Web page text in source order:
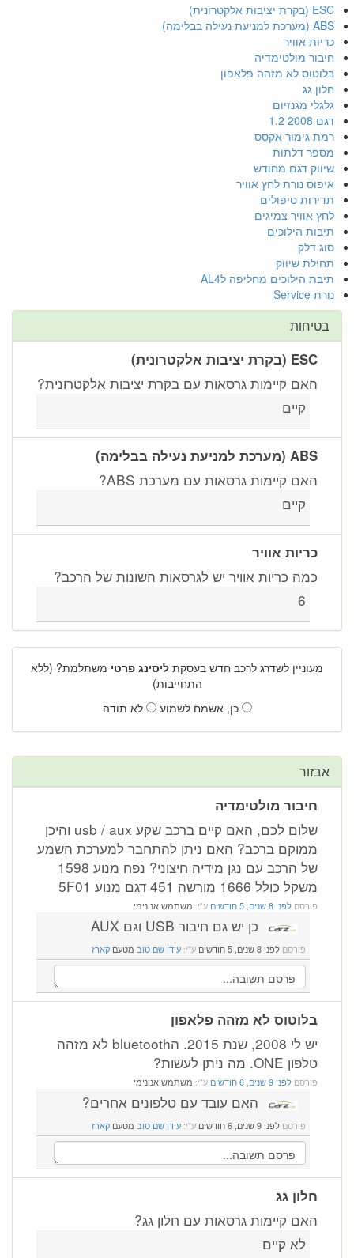
ESC (בקרת יציבות אלקטרונית)
ABS (מערכת למניעת נעילה בבלימה)
כריות אוויר
חיבור מולטימדיה
בלוטוס לא מזהה פלאפון
חלון גג
גלגלי מגנזיום
דגם 2008 1.2
רמת גימור אקסס
מספר דלתות
שיווק דגם מחודש
איפוס נורת לחץ אוויר
תדירות טיפולים
לחץ אוויר צמיגים
תיבות הילוכים
סוג דלק
תחילת שיווק
תיבת הילוכים מחליפה לAL4
נורת Service
בטיחות
ESC (בקרת יציבות אלקטרונית)
האם קיימות גרסאות עם בקרת יציבות אלקטרונית?
קיים
ABS (מערכת למניעת נעילה בבלימה)
האם קיימות גרסאות עם מערכת ABS?
קיים
כריות אוויר
כמה כריות אוויר יש לגרסאות השונות של הרכב?
6
מעוניין לשדרג לרכב חדש בעסקת ליסינג פרטי משתלמת? (ללא
התחייבות)
כן, אשמח לשמוע
לא תודה
אבזור
חיבור מולטימדיה
שלום לכם, האם קיים ברכב שקע usb / aux והיכן
ממוקם ברכב? האם ניתן להתחבר למערכת השמע
של הרכב עם נגן מידיה חיצוני? נפח מנוע 1598
משקל כולל 1666 מורשה 451 דגם מנוע 5F01
פורסם לפני 8 שנים, 5 חודשים ע"י: משתמש אנונימי
כן יש גם חיבור USB וגם AUX
פורסם לפני 8 שנים, 5 חודשים ע"י: עידן שם טוב מטעם קארז
בלוטוס לא מזהה פלאפון
יש לי 2008, שנת 2015. הbluetooth לא מזהה
טלפון ONE. מה ניתן לעשות?
פורסם לפני 9 שנים, 6 חודשים ע"י: משתמש אנונימי
האם עובד עם טלפונים אחרים?
פורסם לפני 9 שנים, 6 חודשים ע"י: עידן שם טוב מטעם קארז
חלון גג
האם קיימות גרסאות עם חלון גג?
לא קיים